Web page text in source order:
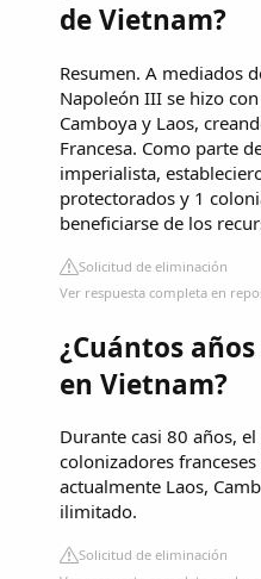
de Vietnam?
Resumen. A mediados
Napoleón III se hizo
Camboya y Laos,
Francesa. Como parte
imperialista,
protectorados y 1
beneficiarse de los
Solicitud de eliminación
Ver respuesta completa en
¿Cuántos
en Vietnam?
Durante casi 80 años,
colonizadores
actualmente Laos,
ilimitado.
Solicitud de eliminación